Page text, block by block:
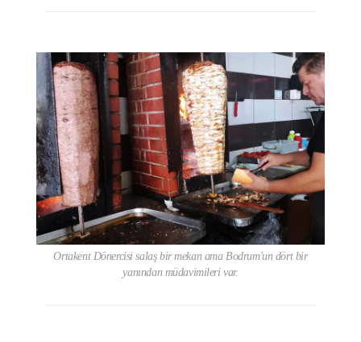
Ortakent Dönercisi salaş bir mekan ama Bodrum'un dört bir
yanından müdavimileri var.